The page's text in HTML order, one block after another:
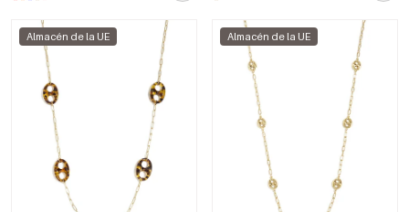
Almacén de la UE Almacén de la UE